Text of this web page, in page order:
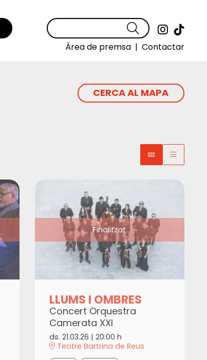
Link a
Cercar
Àrea de premsa | Contactar
CERCA AL MAPA
Finalitzat
LLUMS I OMBRES
Concert Orquestra
Camerata XXI
ds. 21.03.26 | 20:00 h
Teatre Bartrina de Reus